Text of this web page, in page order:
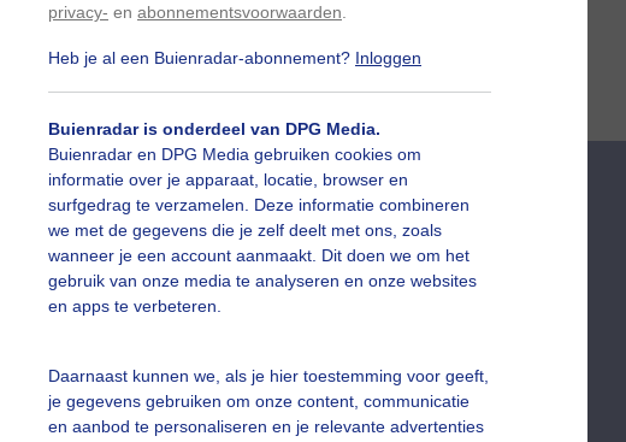
privacy- en abonnementsvoorwaarden
Heb je al een Buienradar-abonnement? Inloggen
Buienradar is onderdeel van DPG Media.
Buienradar en DPG Media gebruiken cookies om
informatie over je apparaat, locatie, browser en
surfgedrag te verzamelen. Deze informatie combineren
we met de gegevens die je zelf deelt met ons, zoals
wanneer je een account aanmaakt. Dit doen we om het
gebruik van onze media te analyseren en onze websites
en apps te verbeteren.
Daarnaast kunnen we, als je hier toestemming voor geeft,
je gegevens gebruiken om onze content, communicatie
en aanbod te personaliseren en je relevante advertenties
#maan #mensen #mist
#opklaringen
#regenwolken #schapen
#strand #strandbedjes #terras
vragen
Mijn weer
De Bilt
Gebruik je Safari en wil je niet elke dag deze pop-up
Klikhierom dit aan te passen